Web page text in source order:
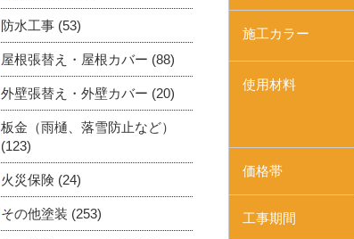
施工カラー
使用材料
価格帯
工事期間
防水工事 (53)
屋根張替え・屋根カバー (88)
外壁張替え・外壁カバー (20)
板金（雨樋、落雪防止など）
(123)
火災保険 (24)
その他塗装 (253)